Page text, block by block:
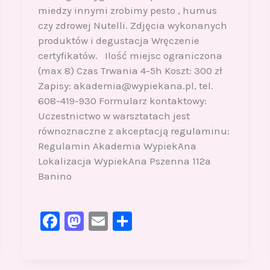
miedzy innymi zrobimy pesto , humus
czy zdrowej Nutelli. Zdjęcia wykonanych
produktów i degustacja Wręczenie
certyfikatów. Ilość miejsc ograniczona
(max 8) Czas Trwania 4-5h Koszt: 300 zł
Zapisy: akademia@wypiekana.pl, tel.
608-419-930 Formularz kontaktowy:
Uczestnictwo w warsztatach jest
równoznaczne z akceptacją regulaminu:
Regulamin Akademia WypiekAna
Lokalizacja WypiekAna Pszenna 112a
Banino
F
M E S